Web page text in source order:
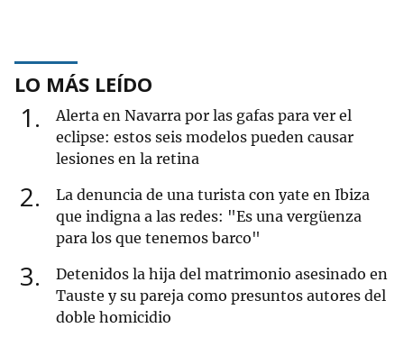
LO MÁS LEÍDO
1
Alerta en Navarra por las gafas para ver el
eclipse: estos seis modelos pueden causar
lesiones en la retina
2
La denuncia de una turista con yate en Ibiza
que indigna a las redes: "Es una vergüenza
para los que tenemos barco"
3
Detenidos la hija del matrimonio asesinado en
Tauste y su pareja como presuntos autores del
doble homicidio